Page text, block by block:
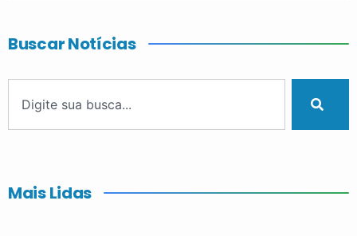
Buscar Notícias
Mais Lidas